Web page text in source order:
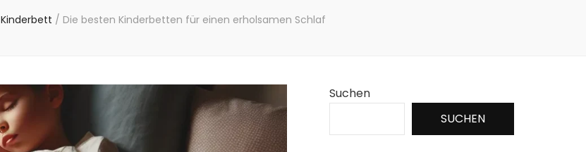
Kinderbett / Die besten Kinderbetten für einen erholsamen Schlaf
Suchen
SUCHEN